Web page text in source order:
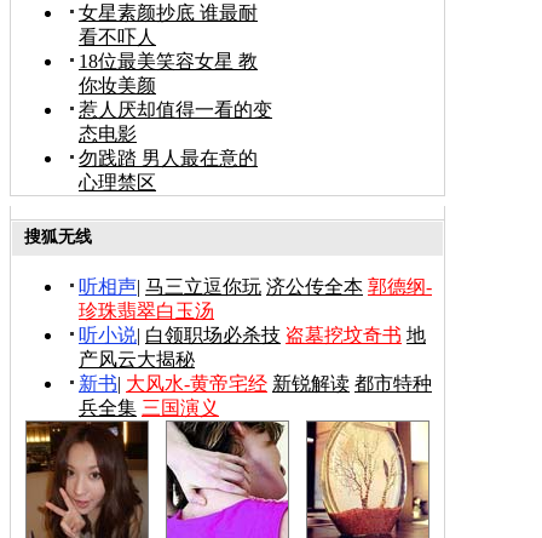
女星素颜抄底 谁最耐
看不吓人
18位最美笑容女星 教
你妆美颜
惹人厌却值得一看的变
态电影
勿践踏 男人最在意的
心理禁区
搜狐无线
听相声| 马三立逗你玩 济公传全本 郭德纲-
珍珠翡翠白玉汤
听小说| 白领职场必杀技 盗墓挖坟奇书 地
产风云大揭秘
新书| 大风水-黄帝宅经 新锐解读 都市特种
兵全集 三国演义